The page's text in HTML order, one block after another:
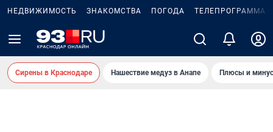
НЕДВИЖИМОСТЬ ЗНАКОМСТВА ПОГОДА ТЕЛЕПРОГРАММА
Сирены в Краснодаре Нашествие медуз в Анапе Плюсы и